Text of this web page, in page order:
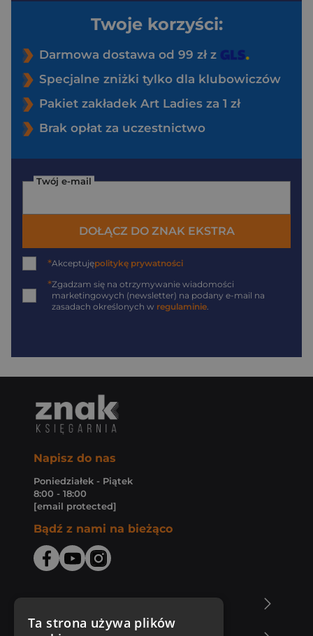
Twoje korzyści:
Darmowa dostawa od 99 zł z
Specjalne zniżki tylko dla klubowiczów
Pakiet zakładek Art Ladies za 1 zł
Brak opłat za uczestnictwo
Twój e-mail
DOŁĄCZ DO ZNAK EKSTRA
*Akceptujępolitykę prywatności
*Zgadzam się na otrzymywanie wiadomości
marketingowych (newsletter) na podany e-mail na
zasadach określonych w regulaminie
Napisz do nas
Poniedziałek - Piątek
8:00 - 18:00
[email protected]
Bądź z nami na bieżąco
Ta strona używa plików